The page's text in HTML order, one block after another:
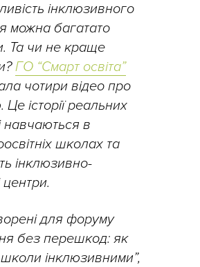
інклюзивного
можна багатато
Та чи не краще
ГО “Смарт освіта”
чотири відео про
Це історії реальних
навчаються в
школах та
інклюзивно-
центри.
для форуму
без перешкод: як
інклюзивними”,